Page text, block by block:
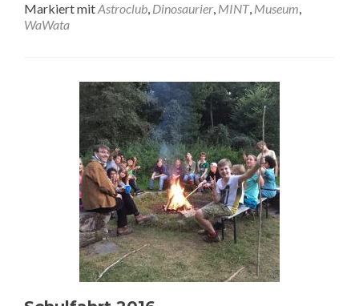
Markiert mitAstroclub, Dinosaurier, MINT, Museum,
WaWata